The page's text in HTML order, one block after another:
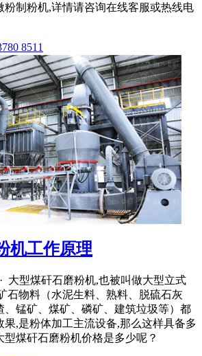
粉制粉机,详情请咨询在线客服或热线电
8511
机工作原理
大型煤矸石磨粉机,也被叫做大型立式
石物料（水泥生料、熟料、脱硫石灰
、锰矿、煤矿、磷矿、建筑垃圾等）都
果,是粉体加工主流设备,那么这样具备多
型煤矸石磨粉机价格是多少呢？